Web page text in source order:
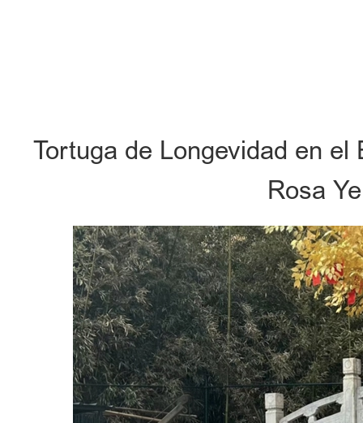
Tortuga de Longevidad en
Rosa